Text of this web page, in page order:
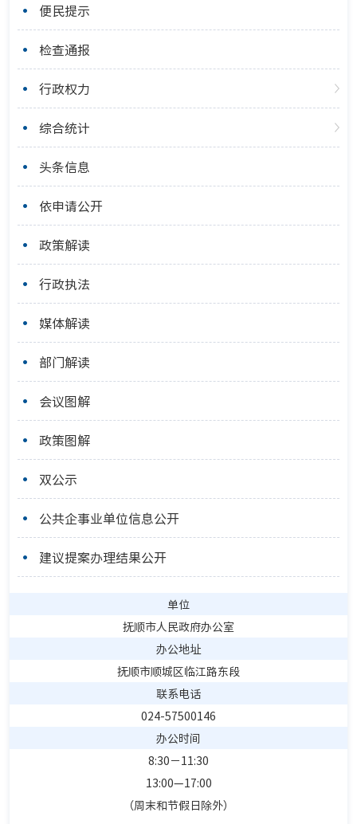
便民提示
检查通报
行政权力
综合统计
头条信息
依申请公开
政策解读
行政执法
媒体解读
部门解读
会议图解
政策图解
双公示
公共企事业单位信息公开
建议提案办理结果公开
单位
抚顺市人民政府办公室
办公地址
抚顺市顺城区临江路东段
联系电话
024-57500146
办公时间
8:30－11:30
13:00—17:00
（周末和节假日除外）